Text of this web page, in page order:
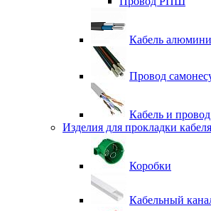
Кабель
Провод
Кабель и провод
Изделия для прокладки
Коробки
Кабельный